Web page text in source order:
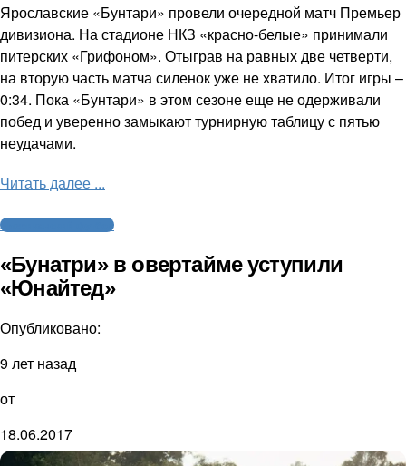
Ярославские «Бунтари» провели очередной матч Премьер
дивизиона. На стадионе НКЗ «красно-белые» принимали
питерских «Грифоном». Отыграв на равных две четверти,
на вторую часть матча силенок уже не хватило. Итог игры –
0:34. Пока «Бунтари» в этом сезоне еще не одерживали
побед и уверенно замыкают турнирную таблицу с пятью
неудачами.
Читать далее ...
Американский футбол
«Бунатри» в овертайме уступили
«Юнайтед»
Опубликовано:
9 лет назад
от
18.06.2017